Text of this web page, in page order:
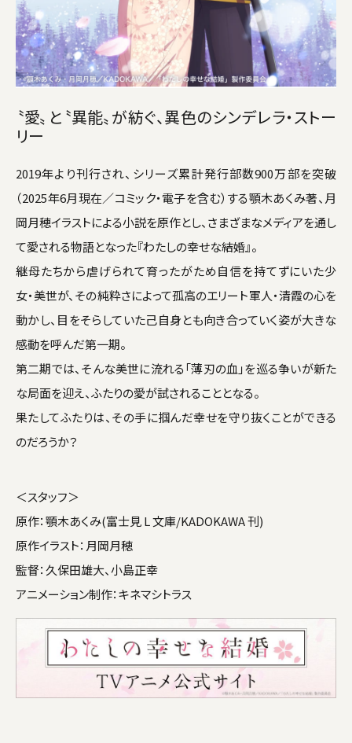
〝愛〟と〝異能〟が紡ぐ、異色のシンデレラ・ストー
リー
2019年より刊行され、シリーズ累計発行部数900万部を突破
（2025年6月現在／コミック・電子を含む）する顎木あくみ著、月
岡月穂イラストによる小説を原作とし、さまざまなメディアを通し
て愛される物語となった『わたしの幸せな結婚』。
継母たちから虐げられて育ったがため自信を持てずにいた少
女・美世が、その純粋さによって孤高のエリート軍人・清霞の心を
動かし、目をそらしていた己自身とも向き合っていく姿が大きな
感動を呼んだ第一期。
第二期では、そんな美世に流れる「薄刃の血」を巡る争いが新た
な局面を迎え、ふたりの愛が試されることとなる。
果たしてふたりは、その手に掴んだ幸せを守り抜くことができる
のだろうか――？
＜スタッフ＞
原作：顎木あくみ(富士見 L 文庫/KADOKAWA 刊)
原作イラスト：月岡月穂
監督：久保田雄大、小島正幸
アニメーション制作：キネマシトラス